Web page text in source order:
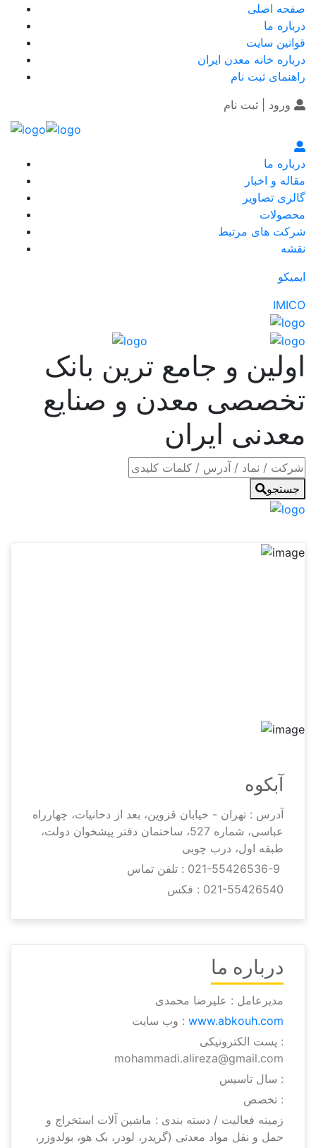
صفحه اصلی
درباره ما
قوانین سایت
درباره خانه معدن ایران
راهنمای ثبت نام
ورود | ثبت نام
درباره ما
مقاله و اخبار
گالری تصاویر
محصولات
شرکت های مرتبط
نقشه
ایمیکو
IMICO
اولین و جامع ترین بانک
تخصصی معدن و صنایع
معدنی ایران
جستجو
آبکوه
آدرس : تهران - خیابان قزوین، بعد از دخانیات، چهارراه
عباسی، شماره 527، ساختمان دفتر پیشخوان دولت،
طبقه اول، درب چوبی
تلفن تماس : 021-55426536-9
فکس : 021-55426540
درباره ما
مدیرعامل : علیرضا محمدی
وب سایت : www.abkouh.com
پست الکترونیکی :
mohammadi.alireza@gmail.com
سال تاسیس :
تخصص :
زمینه فعالیت / دسته بندی : ماشین آلات استخراج و
حمل و نقل مواد معدنی (گریدر، لودر، بک هو، بولدوزر،